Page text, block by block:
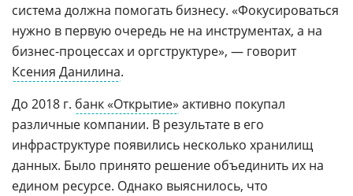
система должна помогать бизнесу. «Фокусироваться
нужно в первую очередь не на инструментах, а на
бизнес-процессах и оргструктуре», — говорит
Ксения Данилина.
До 2018 г. банк «Открытие» активно покупал
различные компании. В результате в его
инфраструктуре появились несколько хранилищ
данных. Было принято решение объединить их на
едином ресурсе. Однако выяснилось, что